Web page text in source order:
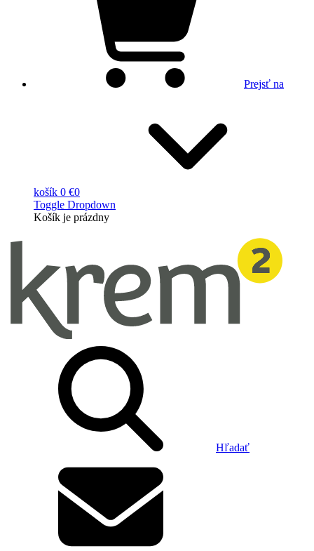
Prejsť na
košík 0 €0
Toggle Dropdown
Košík je prázdny
Hľadať